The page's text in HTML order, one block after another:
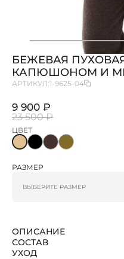
БЕЖЕВАЯ
КАПЮШОНОМ И
АРТИКУЛ:1-9625-04
9 900 ₽
23 500 ₽
ЦВЕТ
РАЗМЕР
ОПИСАНИЕ
СОСТАВ
УХОД